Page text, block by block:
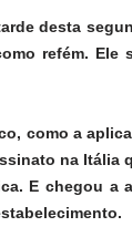
desta
refém. Ele
como a
na Itália
E chegou a